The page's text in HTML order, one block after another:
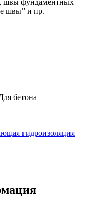
швы фундаментных
швы” и пр.
бетона
гидроизоляция